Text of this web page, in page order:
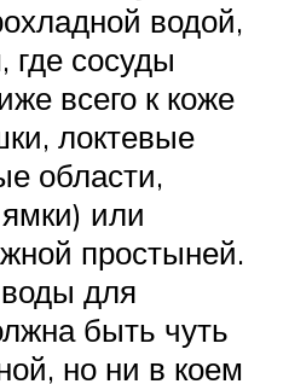
водой,
где сосуды
всего к коже
локтевые
области,
или
простыней.
для
быть чуть
но ни в коем